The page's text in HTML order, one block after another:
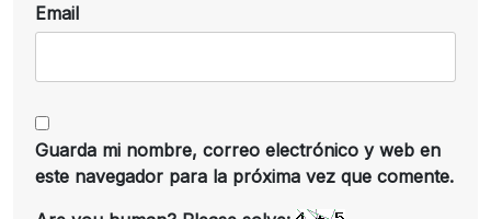
Email
Guarda mi nombre, correo electrónico y web en
este navegador para la próxima vez que comente.